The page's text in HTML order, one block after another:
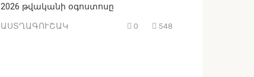
2026 թվականի օգոստոսը
ԱՍՏՂԱԳՈՒՇԱԿ 0 548